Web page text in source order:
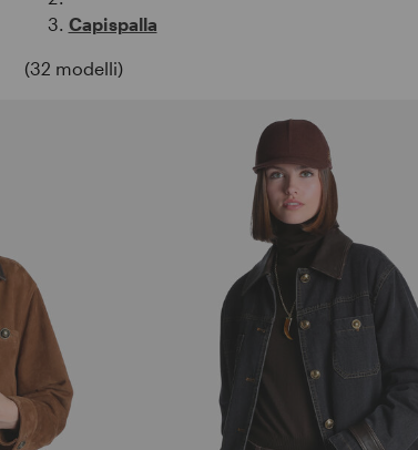
Capispalla
(32 modelli)